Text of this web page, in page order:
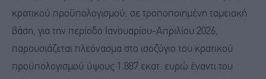
κρατικού προϋπολογισμού, σε τροποποιημένη ταμειακή
βάση, για την περίοδο Ιανουαρίου-Απριλίου 2026,
παρουσιάζεται πλεόνασμα στο ισοζύγιο του κρατικού
προϋπολογισμού ύψους 1.887 εκατ. ευρώ έναντι του